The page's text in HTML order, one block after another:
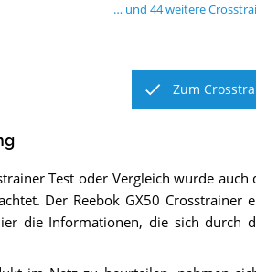
… und44weitere
Zum
Test oder Vergleich wurde auch
Der Reebok GX50 Crosstrainer
die Informationen, die sich durch